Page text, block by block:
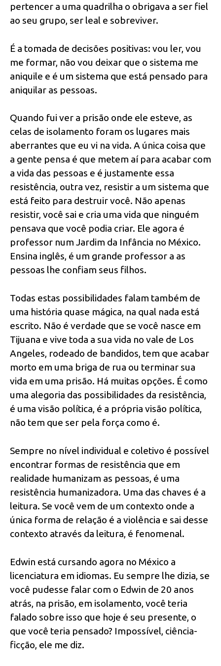
pertencer a uma quadrilha o obrigava a ser fiel
ao seu grupo, ser leal e sobreviver.
É a tomada de decisões positivas: vou ler, vou
me formar, não vou deixar que o sistema me
aniquile e é um sistema que está pensado para
aniquilar as pessoas.
Quando fui ver a prisão onde ele esteve, as
celas de isolamento foram os lugares mais
aberrantes que eu vi na vida. A única coisa que
a gente pensa é que metem aí para acabar com
a vida das pessoas e é justamente essa
resistência, outra vez, resistir a um sistema que
está feito para destruir você. Não apenas
resistir, você sai e cria uma vida que ninguém
pensava que você podia criar. Ele agora é
professor num Jardim da Infância no México.
Ensina inglês, é um grande professor a as
pessoas lhe confiam seus filhos.
Todas estas possibilidades falam também de
uma história quase mágica, na qual nada está
escrito. Não é verdade que se você nasce em
Tijuana e vive toda a sua vida no vale de Los
Angeles, rodeado de bandidos, tem que acabar
morto em uma briga de rua ou terminar sua
vida em uma prisão. Há muitas opções. É como
uma alegoria das possibilidades da resistência,
é uma visão política, é a própria visão política,
não tem que ser pela força como é.
Sempre no nível individual e coletivo é possível
encontrar formas de resistência que em
realidade humanizam as pessoas, é uma
resistência humanizadora. Uma das chaves é a
leitura. Se você vem de um contexto onde a
única forma de relação é a violência e sai desse
contexto através da leitura, é fenomenal.
Edwin está cursando agora no México a
licenciatura em idiomas. Eu sempre lhe dizia, se
você pudesse falar com o Edwin de 20 anos
atrás, na prisão, em isolamento, você teria
falado sobre isso que hoje é seu presente, o
que você teria pensado? Impossível, ciência-
ficção, ele me diz.